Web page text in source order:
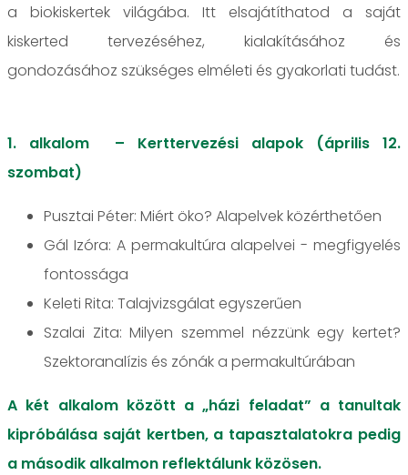
a biokiskertek világába. Itt elsajátíthatod a saját
kiskerted tervezéséhez, kialakításához és
gondozásához szükséges elméleti és gyakorlati tudást.
1. alkalom – Kerttervezési alapok (április 12.
szombat)
Pusztai Péter: Miért öko? Alapelvek közérthetően
Gál Izóra: A permakultúra alapelvei - megfigyelés
fontossága
Keleti Rita: Talajvizsgálat egyszerűen
Szalai Zita: Milyen szemmel nézzünk egy kertet?
Szektoranalízis és zónák a permakultúrában
A két alkalom között a „házi feladat” a tanultak
kipróbálása saját kertben, a tapasztalatokra pedig
a második alkalmon reflektálunk közösen.